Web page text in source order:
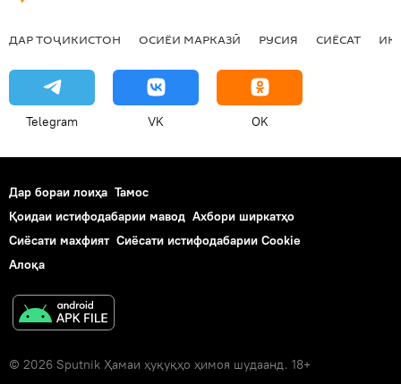
ДАР ТОҶИКИСТОН ОСИЁИ МАРКАЗӢ РУСИЯ СИЁСАТ
Telegram VK OK
Дар бораи лоиҳа Тамос
Қоидаи истифодабарии мавод Ахбори ширкатҳо
Сиёсати махфият Сиёсати истифодабарии Cookie
Алоқа
© 2026 Sputnik Ҳамаи ҳуқуқҳо ҳимоя шудаанд. 18+